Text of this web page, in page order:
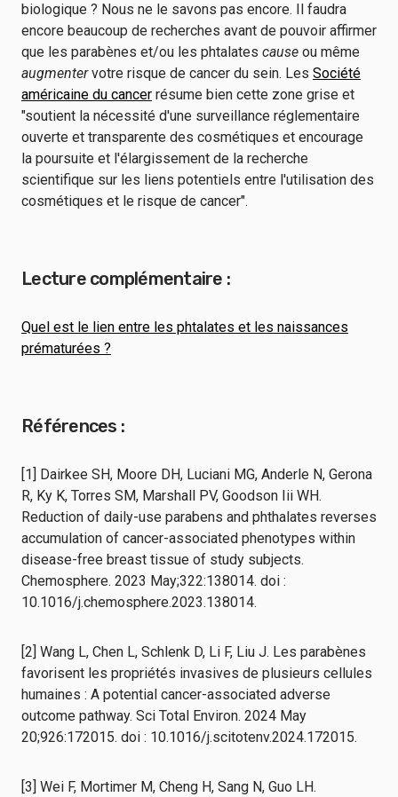
biologique ? Nous ne le savons pas encore. Il faudra
encore beaucoup de recherches avant de pouvoir affirmer
que les parabènes et/ou les phtalates cause ou même
augmentervotre risque de cancer du sein. Les Société
américaine du cancer résume bien cette zone grise et
"soutient la nécessité d'une surveillance réglementaire
ouverte et transparente des cosmétiques et encourage
la poursuite et l'élargissement de la recherche
scientifique sur les liens potentiels entre l'utilisation des
cosmétiques et le risque de cancer".
Lecture complémentaire :
Quel est le lien entre les phtalates et les naissances
prématurées ?
Références :
[1] Dairkee SH, Moore DH, Luciani MG, Anderle N, Gerona
R, Ky K, Torres SM, Marshall PV, Goodson Iii WH.
Reduction of daily-use parabens and phthalates reverses
accumulation of cancer-associated phenotypes within
disease-free breast tissue of study subjects.
Chemosphere. 2023 May;322:138014. doi :
10.1016/j.chemosphere.2023.138014.
[2] Wang L, Chen L, Schlenk D, Li F, Liu J. Les parabènes
favorisent les propriétés invasives de plusieurs cellules
humaines : A potential cancer-associated adverse
outcome pathway. Sci Total Environ. 2024 May
20;926:172015. doi : 10.1016/j.scitotenv.2024.172015.
[3] Wei F, Mortimer M, Cheng H, Sang N, Guo LH.